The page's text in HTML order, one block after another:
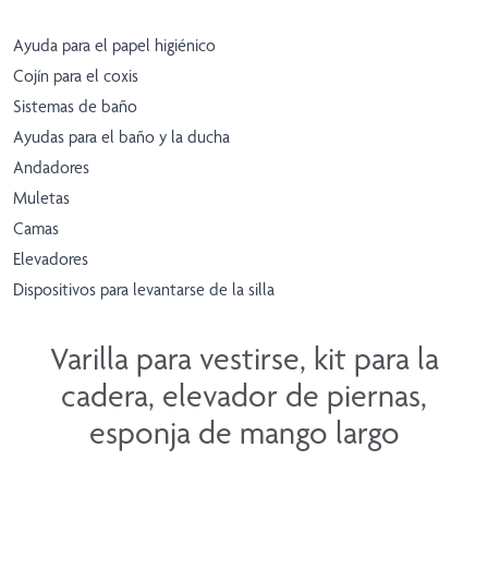
Ayuda para el papel higiénico
Cojín para el coxis
Sistemas de baño
Ayudas para el baño y la ducha
Andadores
Muletas
Camas
Elevadores
Dispositivos para levantarse de la silla
Varilla para vestirse, kit para la
cadera, elevador de piernas,
esponja de mango largo